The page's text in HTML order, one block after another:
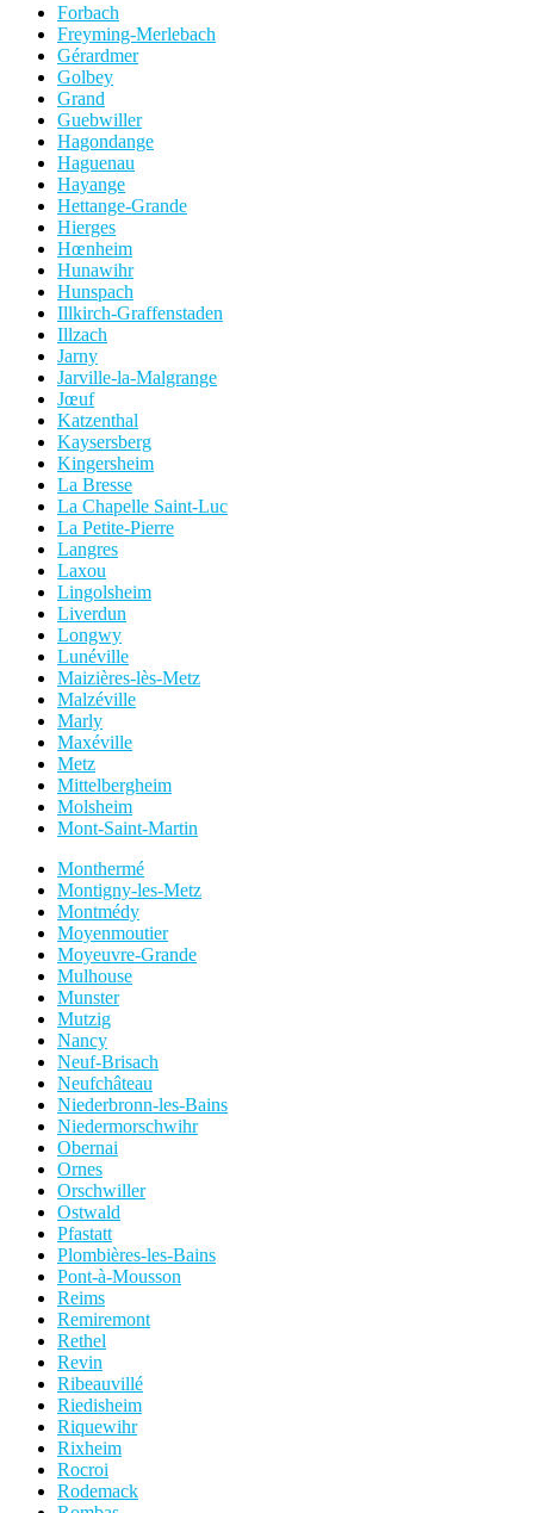
Forbach
Freyming-Merlebach
Gérardmer
Golbey
Grand
Guebwiller
Hagondange
Haguenau
Hayange
Hettange-Grande
Hierges
Hœnheim
Hunawihr
Hunspach
Illkirch-Graffenstaden
Illzach
Jarny
Jarville-la-Malgrange
Jœuf
Katzenthal
Kaysersberg
Kingersheim
La Bresse
La Chapelle Saint-Luc
La Petite-Pierre
Langres
Laxou
Lingolsheim
Liverdun
Longwy
Lunéville
Maizières-lès-Metz
Malzéville
Marly
Maxéville
Metz
Mittelbergheim
Molsheim
Mont-Saint-Martin
Monthermé
Montigny-les-Metz
Montmédy
Moyenmoutier
Moyeuvre-Grande
Mulhouse
Munster
Mutzig
Nancy
Neuf-Brisach
Neufchâteau
Niederbronn-les-Bains
Niedermorschwihr
Obernai
Ornes
Orschwiller
Ostwald
Pfastatt
Plombières-les-Bains
Pont-à-Mousson
Reims
Remiremont
Rethel
Revin
Ribeauvillé
Riedisheim
Riquewihr
Rixheim
Rocroi
Rodemack